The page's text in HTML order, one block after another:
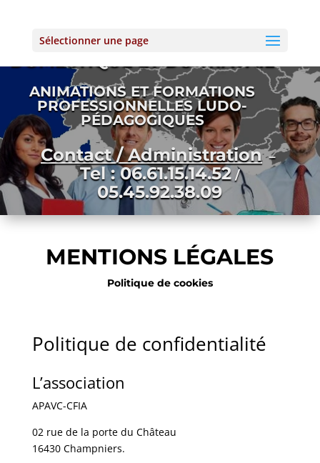
Sélectionner une page
PREVENTION ACCIDENT
ANIMATIONS ET FORMATIONS
PROFESSIONNELLES LUDO-
PÉDAGOGIQUES
Contact / Administration–
Tel : 06.61.15.14.52/
05.45.92.38.09
MENTIONS LÉGALES
Politique de cookies
Politique de confidentialité
L’association
APAVC-CFIA
02 rue de la porte du Château
16430 Champniers.